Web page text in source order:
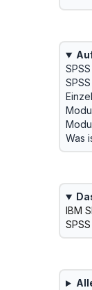
Was
IBM